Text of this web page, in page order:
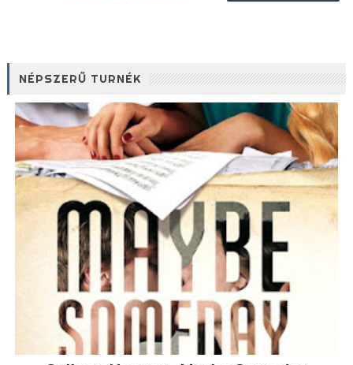
NÉPSZERŰ TURNÉK